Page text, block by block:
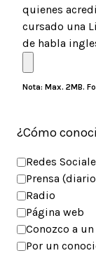
quienes
cursado una
de habla
Nota: Max. 2MB.
¿Cómo
Redes
Prensa
Radio
Página web
Conozco a
Por un